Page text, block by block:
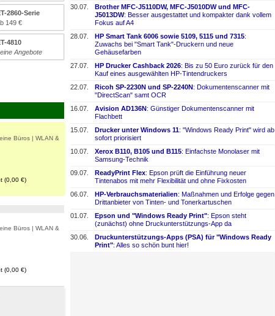
2860-Serie
149 €
4810
Angebote
Büros | WLAN &
(0,00 €)
Büros | WLAN &
(0,00 €)
30.07.
Brother MFC-​J5110DW, MFC-​J5010DW und MFC-
J5013DW: Besser ausgestattet und kompakter dank vollem
Fokus auf A4
28.07.
HP Smart Tank 6006 sowie 5109, 5115 und 7315:
Zuwachs bei "Smart Tank"-​Druckern und neue
Gehäusefarben
27.07.
HP Drucker Cashback 2026: Bis zu 50 Euro zurück für den
Kauf eines ausgewählten HP-​Tintendruckers
22.07.
Ricoh SP-​2230N und SP-​2240N : Dokumentenscanner mit
"DirectScan" samt OCR
16.07.
Avision AD136N : Günstiger Dokumentenscanner mit
Flachbett
15.07.
Drucker unter Windows 11: "Windows Ready Print" wird ab
sofort priorisiert
10.07.
Xerox B110, B105 und B115: Einfachste Monolaser mit
Samsung-​Technik
09.07.
ReadyPrint Flex: Epson prüft die Einführung neuer
Tintenabos mit mehr Flexibilität und ohne Fixkosten
06.07.
HP-​Verbrauchsmaterialien: Maßnahmen und Erfolge gegen
Drittanbieter von Tinten- ​ und Tonerkartuschen
01.07.
Epson und "Windows Ready Print": Epson steht
(zunächst) ohne Druckunterstützungs-​App da
30.06.
Druckunterstützungs-​Apps (PSA) für "Windows Ready
Print": Alles so schön bunt hier!